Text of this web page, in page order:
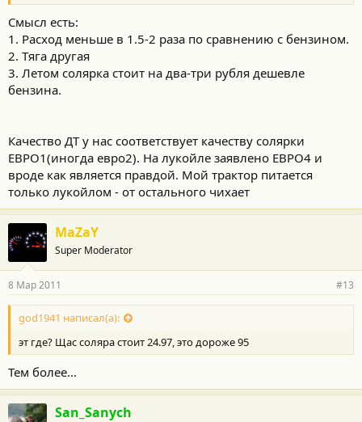
Смысл есть:
1. Расход меньше в 1.5-2 раза по сравнению с бензином.
2. Тяга другая
3. Летом солярка стоит на два-три рубля дешевле
бензина.
Качество ДТ у нас соответствует качеству солярки
ЕВРО1(иногда евро2). На лукойле заявлено ЕВРО4 и
вроде как является правдой. Мой трактор питается
только лукойлом - от остального чихает
MaZaY
Super Moderator
8 Мар 2011 #13
god1941 написал(а):
эт где? Щас соляра стоит 24.97, это дороже 95
Тем более...
San_Sanych